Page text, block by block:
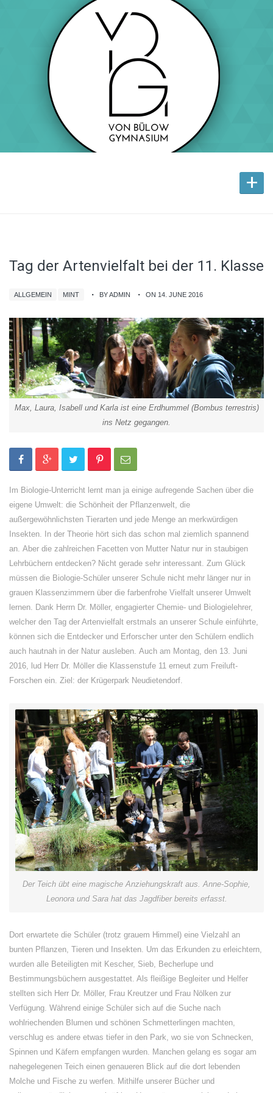
+
Tag der Artenvielfalt bei der 11. Klasse
ALLGEMEIN MINT BY ADMIN ON 14. JUNE 2016
Max, Laura, Isabell und Karla ist eine Erdhummel (Bombus terrestris)
ins Netz gegangen.
Im Biologie-Unterricht lernt man ja einige aufregende Sachen über die
eigene Umwelt: die Schönheit der Pflanzenwelt, die
außergewöhnlichsten Tierarten und jede Menge an merkwürdigen
Insekten. In der Theorie hört sich das schon mal ziemlich spannend
an. Aber die zahlreichen Facetten von Mutter Natur nur in staubigen
Lehrbüchern entdecken? Nicht gerade sehr interessant. Zum Glück
müssen die Biologie-Schüler unserer Schule nicht mehr länger nur in
grauen Klassenzimmern über die farbenfrohe Vielfalt unserer Umwelt
lernen. Dank Herrn Dr. Möller, engagierter Chemie- und Biologielehrer,
welcher den Tag der Artenvielfalt erstmals an unserer Schule einführte,
können sich die Entdecker und Erforscher unter den Schülern endlich
auch hautnah in der Natur ausleben. Auch am Montag, den 13. Juni
2016, lud Herr Dr. Möller die Klassenstufe 11 erneut zum Freiluft-
Forschen ein. Ziel: der Krügerpark Neudietendorf.
Der Teich übt eine magische Anziehungskraft aus. Anne-Sophie,
Leonora und Sara hat das Jagdfiber bereits erfasst.
Dort erwartete die Schüler (trotz grauem Himmel) eine Vielzahl an
bunten Pflanzen, Tieren und Insekten. Um das Erkunden zu erleichtern,
wurden alle Beteiligten mit Kescher, Sieb, Becherlupe und
Bestimmungsbüchern ausgestattet. Als fleißige Begleiter und Helfer
stellten sich Herr Dr. Möller, Frau Kreutzer und Frau Nölken zur
Verfügung. Während einige Schüler sich auf die Suche nach
wohlriechenden Blumen und schönen Schmetterlingen machten,
verschlug es andere etwas tiefer in den Park, wo sie von Schnecken,
Spinnen und Käfern empfangen wurden. Manchen gelang es sogar am
nahegelegenen Teich einen genaueren Blick auf die dort lebenden
Molche und Fische zu werfen. Mithilfe unserer Bücher und